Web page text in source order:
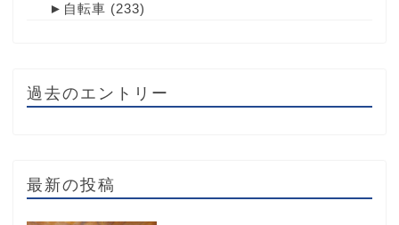
► 自転車 (233)
過去のエントリー
最新の投稿